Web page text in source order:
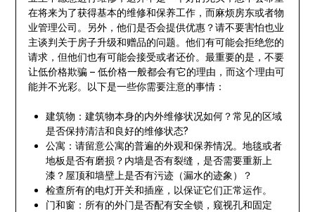
在将来为了获得基本的维修和保养工作，而麻烦房东或者物
业管理公司。另外，他们是否会提供优惠？请不要害怕也业
主谈判关于房子升级和赠品的问题。他们有可能会拒绝您的
请求，但他们也有可能会接受或者还价。最重要的是，不要
让低价格欺骗 – 低价格一般都会有它的理由，而这个理由可
能并不光彩。以下是一些你需要注意的事情：
建筑物：建筑物本身的内外维修状况如何？常见的区域
是否保持清洁和良好的维修状态?
公寓：请留意公寓的普遍的外观和保养情况。地毯或者
地板是否有磨损？内墙是否有裂缝，是否需要重新上
漆？屋顶和墙壁上是否有污迹（漏水的迹象）？
检查所有的电灯开关和插座，以保证它们正常运作。
门和窗：所有的外门是否配有安全锁，窥视孔和固定